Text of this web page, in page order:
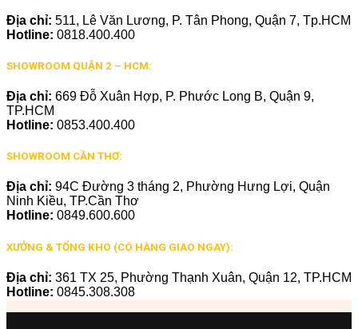
Địa chỉ: 511, Lê Văn Lương, P. Tân Phong, Quận 7, Tp.HCM
Hotline: 0818.400.400
SHOWROOM QUẬN 2 – HCM:
Địa chỉ: 669 Đỗ Xuân Hợp, P. Phước Long B, Quận 9,
TP.HCM
Hotline: 0853.400.400
SHOWROOM CẦN THƠ:
Địa chỉ: 94C Đường 3 tháng 2, Phường Hưng Lợi, Quận
Ninh Kiều, TP.Cần Thơ
Hotline: 0849.600.600
XƯỞNG & TỔNG KHO (CÓ HÀNG GIAO NGAY):
Địa chỉ: 361 TX 25, Phường Thạnh Xuân, Quận 12, TP.HCM
Hotline: 0845.308.308